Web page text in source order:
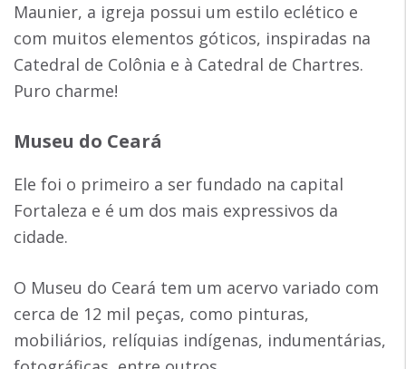
Maunier, a igreja possui um estilo eclético e
com muitos elementos góticos, inspiradas na
Catedral de Colônia e à Catedral de Chartres.
Puro charme!
Museu do Ceará
Ele foi o primeiro a ser fundado na capital
Fortaleza e é um dos mais expressivos da
cidade.
O Museu do Ceará tem um acervo variado com
cerca de 12 mil peças, como pinturas,
mobiliários, relíquias indígenas, indumentárias,